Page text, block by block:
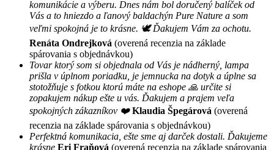
komunikácie a výberu. Dnes nám bol doručený balíček od
Vás a to hniezdo a ľanový baldachýn Pure Nature a som
veľmi spokojná je to krásne. 🕊 Ďakujem Vám za ochotu.
Renáta Ondrejková (overená recenzia na základe
spárovania s objednávkou)
Tovar ktorý som si objednala od Vás je nádherný, lampa
prišla v úplnom poriadku, je jemnucka na dotyk a úplne sa
stotožňuje s fotkou ktorú máte na eshope 🙏 určite si
zopakujem nákup ešte u vás. Ďakujem a prajem veľa
spokojných zákazníkov ❤️ Klaudia Špegárová (overená
recenzia na základe spárovania s objednávkou)
Perfektná komunikacia, ešte sme aj darček dostali. Ďakujeme
krásne Eri Fraňová (overená recenzia na základe spárovania